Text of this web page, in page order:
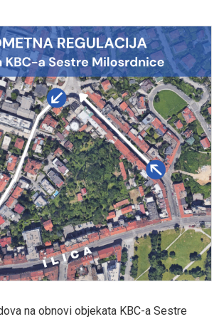
na obnovi objekata KBC-a Sestre